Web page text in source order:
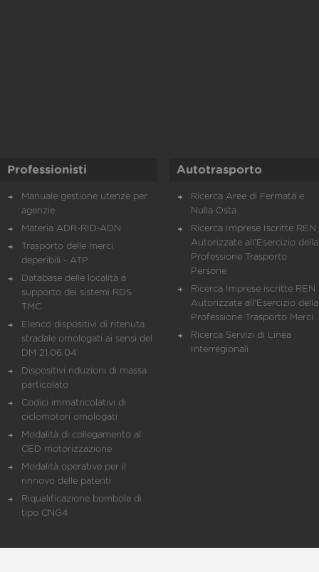
Professionisti
Manuale gestione utenze per
agenzie
Materia ADR-RID-ADN
Trasporto delle merci
deperibili - ATP
Database delle località a
supporto dei sistemi RDS
TMC
Elenco dispositivi di ritenuta
stradale omologati ai sensi del
DM 21.06.04
Dispositivi riduzioni di massa
particolato
Codici immatricolativi di
ciclomotori omologati
Modalità di collegamento al
CED motorizzazione
Modalità operative per il
rinnovo delle patenti
Riqualificazione bombole di
tipo CNG4
Autotrasporto
Ricerca Aree di Fermata e
Nulla Osta
Ricerca Imprese Iscritte REN
Autorizzate all'Esercizio della
Professione Trasporto
Persone
Ricerca Imprese iscritte REN
Autorizzate all'Esercizio della
Professione Trasporto Merci
Ricerca Servizi di Linea
Interregionali